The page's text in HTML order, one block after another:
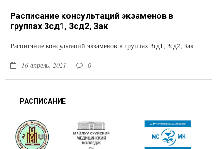
Расписание консультаций экзаменов в
группах 3сд1, 3сд2, 3ак
Расписание консультаций экзаменов в группах 3сд1, 3сд2, 3ак
16 апрель, 2021 0
РАСПИСАНИЕ